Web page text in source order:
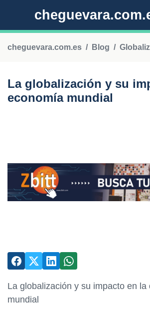
cheguevara.com.es Blog
La globalización y su
economía mundial
La globalización y su impacto en la
mundial